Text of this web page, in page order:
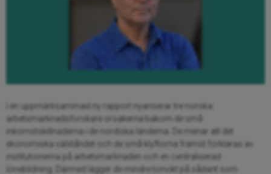
I en uppmärksammad ny rapport nyanserar tre norska
arbetsmarknadsforskare orsakerna bakom de små
inkomstskillnaderna i de nordiska länderna. De menar att det
ekonomiska välståndet och de små klyftorna främst förklaras av
institutionerna på arbetsmarknaden och en centraliserad
lönebildning. Därmed lägger de mindre tonvikt på sådant som